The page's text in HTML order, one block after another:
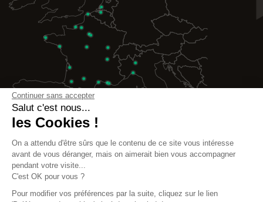
Continuer sans accepter
Salut c'est nous...
les Cookies !
On a attendu d'être sûrs que le contenu de ce site vous intéresse
avant de vous déranger, mais on aimerait bien vous accompagner
pendant votre visite...
C'est OK pour vous ?
Pour modifier vos préférences par la suite, cliquez sur le lien
©2026 INBOX - L'entreprise - Mentions légales